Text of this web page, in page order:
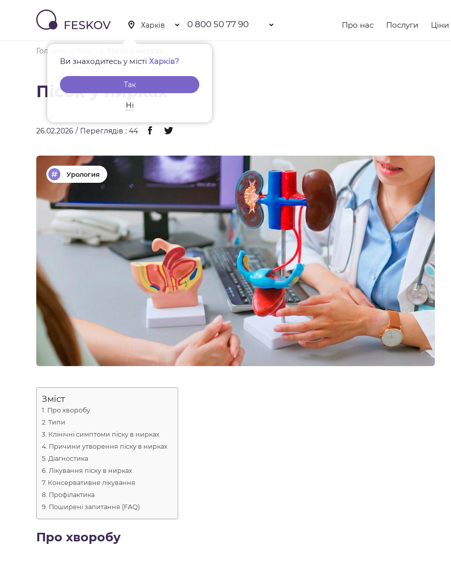
Ви знаходитесь у містіХарків?
Так
Ні
0 800 50 77 90 Про нас Послуги Ціни
Головна
Пісок у нирках
26.02.2026 / Переглядів : 44
Урология
Зміст
Про хворобу
Типи
Клінічні симптоми піску в нирках
Причини утворення піску в нирках
Діагностика
Лікування піску в нирках
Консервативне лікування
Профілактика
Поширені запитання (FAQ)
Про хворобу